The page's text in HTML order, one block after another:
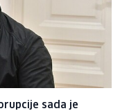
sada je